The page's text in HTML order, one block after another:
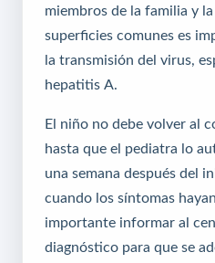
miembros de la familia y
superficies comunes es
la transmisión del virus,
hepatitis A.
El niño no debe volver al
hasta que el pediatra lo
una semana después del
cuando los síntomas
importante informar al
diagnóstico para que se